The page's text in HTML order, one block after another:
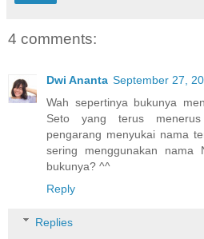
4 comments:
Dwi Ananta September 27,
Wah sepertinya bukunya
Seto yang terus
pengarang menyukai nama
sering menggunakan
bukunya? ^^
Reply
Replies